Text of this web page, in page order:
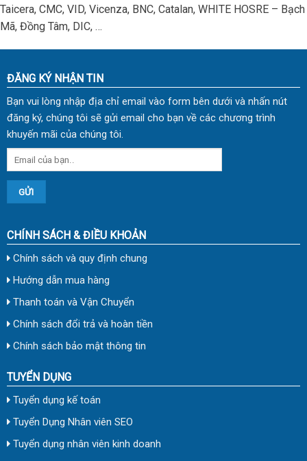
Taicera, CMC, VID, Vicenza, BNC, Catalan, WHITE HOSRE – Bạch
Mã, Đồng Tâm, DIC, …
ĐĂNG KÝ NHẬN TIN
Bạn vui lòng nhập địa chỉ email vào form bên dưới và nhấn nút
đăng ký, chúng tôi sẽ gửi email cho bạn về các chương trình
khuyến mãi của chúng tôi.
CHÍNH SÁCH & ĐIỀU KHOẢN
Chính sách và quy định chung
Hướng dẫn mua hàng
Thanh toán và Vận Chuyển
Chính sách đổi trả và hoàn tiền
Chính sách bảo mật thông tin
TUYỂN DỤNG
Tuyển dụng kế toán
Tuyển Dụng Nhân viên SEO
Tuyển dụng nhân viên kinh doanh